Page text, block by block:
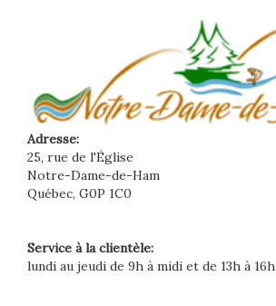
Adresse:
25, rue de l'Église
Notre-Dame-de-Ham
Québec, G0P 1C0
Service à la clientèle:
lundi au jeudi de 9h à midi et de 13h à 16h